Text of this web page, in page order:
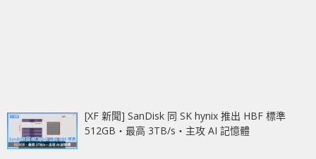
[XF 新聞] SanDisk 同 SK hynix 推出 HBF 標準
512GB‧最高 3TB/s‧主攻 AI 記憶體